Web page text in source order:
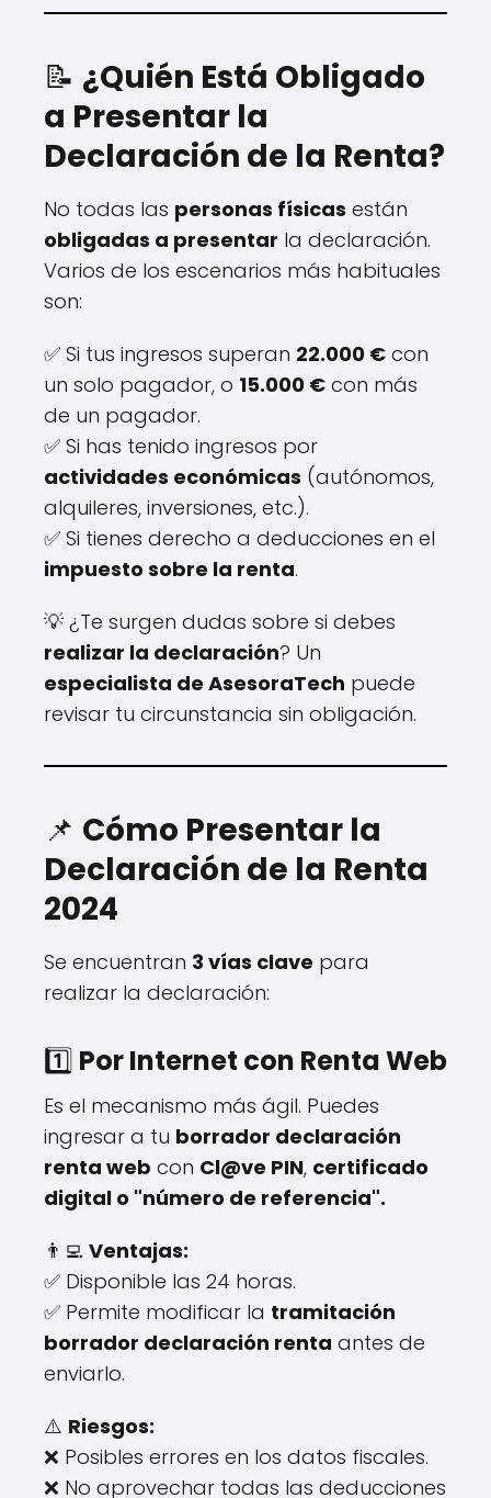
📝 ¿Quién Está Obligado
a Presentar la
Declaración de la Renta?
No todas las personas físicas están
obligadas a presentar la declaración.
Varios de los escenarios más habituales
son:
✅ Si tus ingresos superan 22.000 € con
un solo pagador, o 15.000 € con más
de un pagador.
✅ Si has tenido ingresos por
actividades económicas (autónomos,
alquileres, inversiones, etc.).
✅ Si tienes derecho a deducciones en el
impuesto sobre la renta.
💡 ¿Te surgen dudas sobre si debes
realizar la declaración? Un
especialista de AsesoraTech puede
revisar tu circunstancia sin obligación.
📌 Cómo Presentar la
Declaración de la Renta
2024
Se encuentran 3 vías clave para
realizar la declaración:
1️⃣ Por Internet con Renta Web
Es el mecanismo más ágil. Puedes
ingresar a tu borrador declaración
renta web con Cl@ve PIN, certificado
digital o "número de referencia".
👨‍💻 Ventajas:
✅ Disponible las 24 horas.
✅ Permite modificar la tramitación
borrador declaración renta antes de
enviarlo.
⚠️ Riesgos:
❌ Posibles errores en los datos fiscales.
❌ No aprovechar todas las deducciones